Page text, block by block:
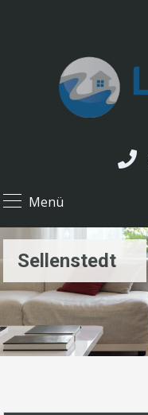
Menü
Sellenstedt